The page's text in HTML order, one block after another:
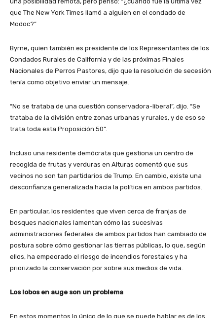
que The New York Times llamó a alguien en el condado de
Modoc?”
Byrne, quien también es presidente de los Representantes de los
Condados Rurales de California y de las próximas Finales
Nacionales de Perros Pastores, dijo que la resolución de secesión
tenía como objetivo enviar un mensaje.
“No se trataba de una cuestión conservadora-liberal”, dijo. “Se
trataba de la división entre zonas urbanas y rurales, y de eso se
trata toda esta Proposición 50”.
Incluso una residente demócrata que gestiona un centro de
recogida de frutas y verduras en Alturas comentó que sus
vecinos no son tan partidarios de Trump. En cambio, existe una
desconfianza generalizada hacia la política en ambos partidos.
En particular, los residentes que viven cerca de franjas de
bosques nacionales lamentan cómo las sucesivas
administraciones federales de ambos partidos han cambiado de
postura sobre cómo gestionar las tierras públicas, lo que, según
ellos, ha empeorado el riesgo de incendios forestales y ha
priorizado la conservación por sobre sus medios de vida.
Los lobos en auge son un problema
En estos momentos lo único de lo que se puede hablar es de los